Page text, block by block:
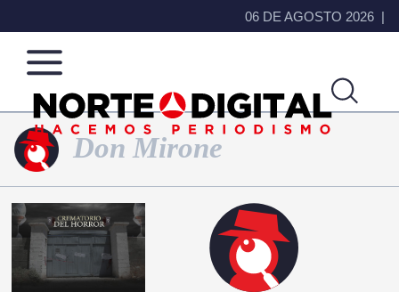
06 DE AGOSTO 2026
Norte
de
Ciudad
Juárez
Más
que
noticias,
hacemos periodismo
Don Mirone